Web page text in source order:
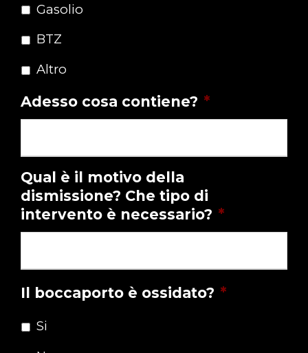
Gasolio
BTZ
Altro
Adesso cosa contiene? *
Qual è il motivo della
dismissione? Che tipo di
intervento è necessario? *
Il boccaporto è ossidato? *
Si